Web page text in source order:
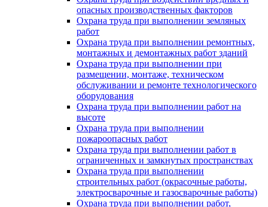
опасных производственных факторов
Охрана труда при выполнении земляных
работ
Охрана труда при выполнении ремонтных,
монтажных и демонтажных работ зданий
Охрана труда при выполнении при
размещении, монтаже, техническом
обслуживании и ремонте технологического
оборудования
Охрана труда при выполнении работ на
высоте
Охрана труда при выполнении
пожароопасных работ
Охрана труда при выполнении работ в
ограниченных и замкнутых пространствах
Охрана труда при выполнении
строительных работ (окрасочные работы,
электросварочные и газосварочные работы)
Охрана труда при выполнении работ,